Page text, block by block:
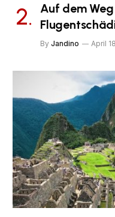
Auf dem
By Jandino April